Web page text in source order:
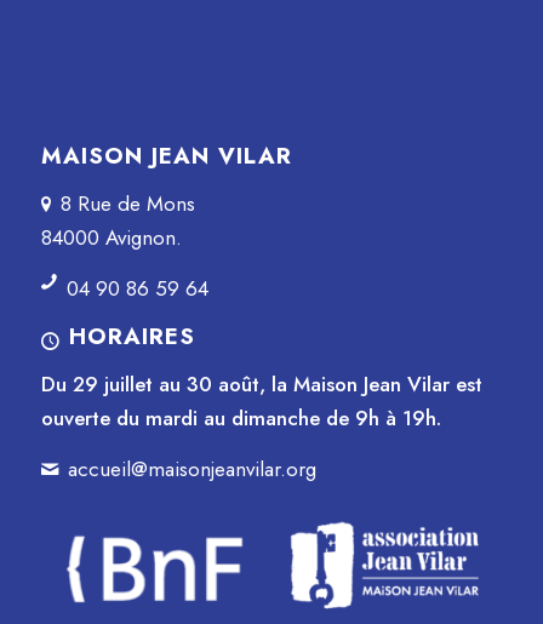
MAISON JEAN VILAR
8 Rue de Mons
84000 Avignon.
04 90 86 59 64
HORAIRES
Du 29 juillet au 30 août, la Maison Jean Vilar est
ouverte du mardi au dimanche de 9h à 19h.
accueil@maisonjeanvilar.org